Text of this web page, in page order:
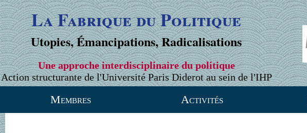
La Fabrique du Politique
Utopies, Émancipations, Radicalisations
Une approche interdisciplinaire du politique
Action structurante de l'Université Paris Diderot au sein de l'IHP
Membres Activités